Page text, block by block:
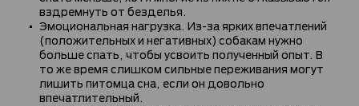
вздремнуть от безделья.
Эмоциональная нагрузка. Из-за ярких впечатлений
(положительных и негативных) собакам нужно
больше спать, чтобы усвоить полученный опыт. В
то же время слишком сильные переживания могут
лишить питомца сна, если он довольно
впечатлительный.